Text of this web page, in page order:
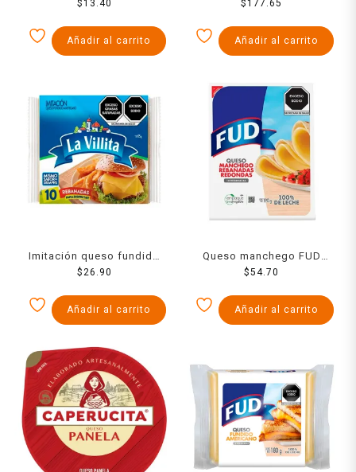
rebanado Del Rancho 126
$13.40
Añadir al carrito
Caperucita 700 g
$177.65
Añadir al carrito
Imitación queso fundido
americano La Villita 10
$ 26.90
Añadir al carrito
Queso manchego FUD
rebanadas redondas 190 g
$54.70
Añadir al carrito